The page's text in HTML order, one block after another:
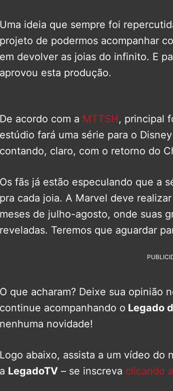
Uma ideia que sempre foi
projeto de podermos acompanhar
em devolver as joias do infinito. E
aprovou esta produção.
De acordo com a MTTSH, principal
estúdio fará uma série para o
contando, claro, com o retorno do
Os fãs já estão especulando que a
pra cada joia. A Marvel deve
meses de julho-agosto, onde suas
reveladas. Teremos que aguardar
O que acharam? Deixe sua opinião
continue acompanhando o Legado
nenhuma novidade!
Logo abaixo, assista a um vídeo do
a LegadoTV – se inscreva clicando